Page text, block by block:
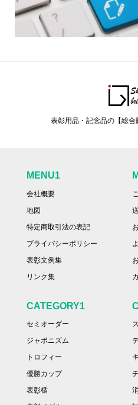
表彰用品・記念品の【総
MENU1
会社概要
地図
特定商取引法の表記
プライバシーポリシー
表彰文例集
リンク集
CATEGORY1
セミオーダー
ジャポニズム
トロフィー
優勝カップ
表彰楯